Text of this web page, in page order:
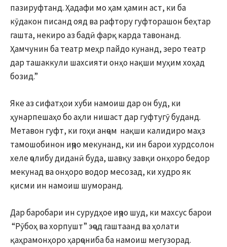
пазируфтанд. Ҳадафи мо ҳам ҳамин аст, ки ба
кӯдакон писанд ояд ва рафтору гуфторашон беҳтар
гашта, некиро аз бадӣ фарқ карда тавонанд.
Ҳамчунин ба театр меҳр пайдо кунанд, зеро театр
дар ташаккули шахсияти онҳо нақши муҳим хоҳад
бозид.”
Яке аз сифатҳои хуби намоиш дар он буд, ки
ҳунарпешаҳо бо аҳли нишаст дар гуфтугӯ буданд.
Метавон гуфт, ки гоҳи анҷом нақши калидиро маҳз
тамошобинон иҷро мекунанд, ки ин барои хурдсолон
хеле ҷолибу диданӣ буда, шавқу завқи онҳоро бедор
мекунад ва онҳоро водор месозад, ки худро як
қисми ин намоиш шуморанд.
Дар баробари ин сурудҳое иҷро шуд, ки махсус барои
“Рӯбоҳ ва хорпушт” эҷод гаштаанд ва ҳолати
қаҳрамонҳоро ҳарҷониба ба намоиш мегузорад.